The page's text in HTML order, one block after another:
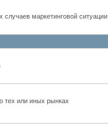
маркетинговой ситуации
тех или иных рынках